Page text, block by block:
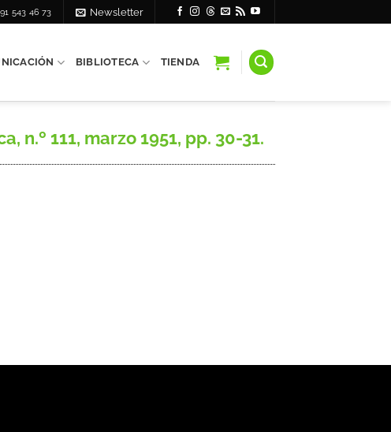
543 46 73 Newsletter
BIBLIOTECA TIENDA
n.º 111, marzo 1951, pp. 30-31.